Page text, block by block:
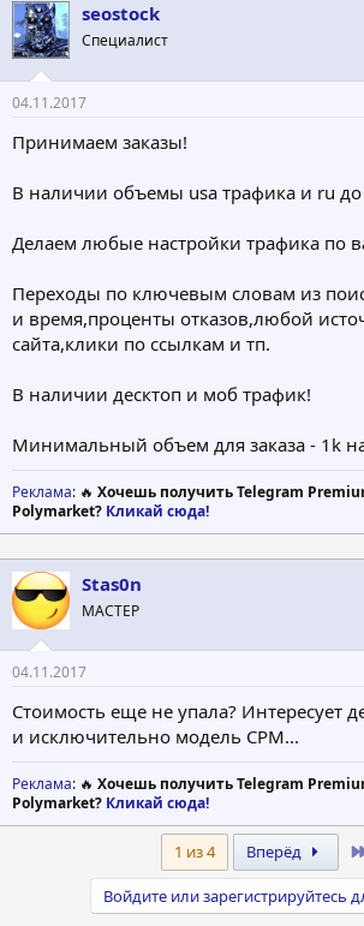
seostock
Специалист
04.11.2017
Принимаем заказы!
В наличии объемы usa трафика и ru до
Делаем любые настройки трафика по
Переходы по ключевым словам из
и время,проценты отказов,любой
сайта,клики по ссылкам и тп.
В наличии десктоп и моб трафик!
Минимальный объем для заказа - 1k
Реклама: 🔥 Хочешь получить Telegram
Polymarket? Кликай сюда!
Stas0n
МАСТЕР
04.11.2017
Стоимость еще не упала? Интересует
и исключительно модель СРМ...
Реклама: 🔥 Хочешь получить Telegram
Polymarket? Кликай сюда!
1 из 4 Вперёд
Войдите или зарегистрируйтесь